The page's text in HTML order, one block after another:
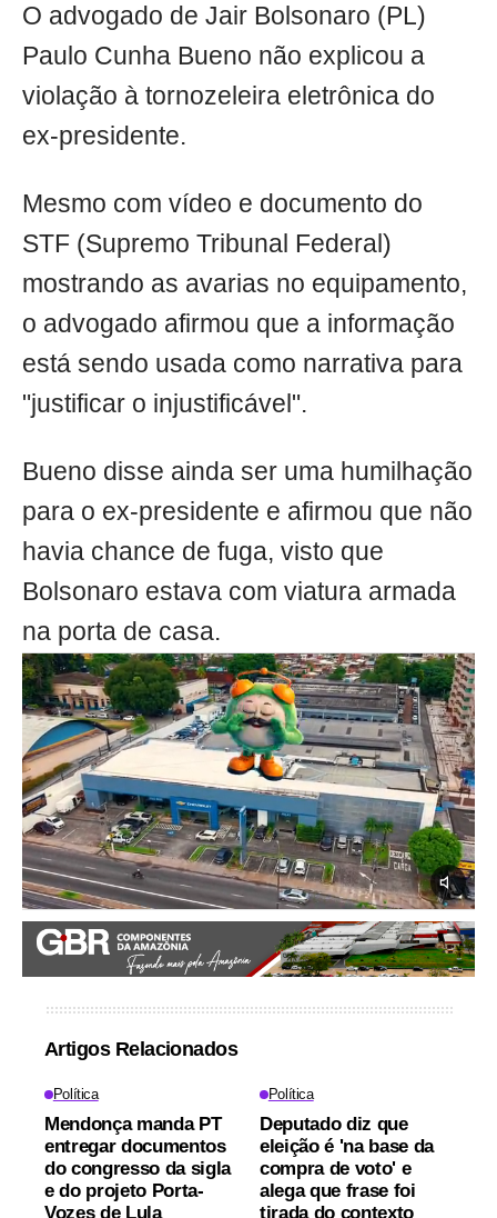
O advogado de Jair Bolsonaro (PL)
Paulo Cunha Bueno não explicou a
violação à tornozeleira eletrônica do
ex-presidente.
Mesmo com vídeo e documento do
STF (Supremo Tribunal Federal)
mostrando as avarias no equipamento,
o advogado afirmou que a informação
está sendo usada como narrativa para
"justificar o injustificável".
Bueno disse ainda ser uma humilhação
para o ex-presidente e afirmou que não
havia chance de fuga, visto que
Bolsonaro estava com viatura armada
na porta de casa.
Artigos Relacionados
Política
Mendonça manda PT
entregar documentos
do congresso da sigla
e do projeto Porta-
Vozes de Lula
Política
Deputado diz que
eleição é 'na base da
compra de voto' e
alega que frase foi
tirada do contexto